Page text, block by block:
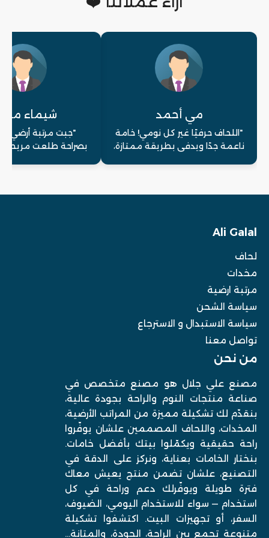
مي أحمد
"اللحاف حرفيًا غير كل نومي! خامة
ناعمة جدًا ويدفي بطريقة ممتازة،
شيماء
"جبت مرتبة أرضي
بصراحة طلعت
Ali Galal
لحاف
مخدات
مرتبة ارضية
سياسة الشحن
سياسة الاستبدال و الاسترجاع
تواصل معنا
من نحن
مصنع علي جلال هو مصنع متخصص في
صناعة منتجات النوم والراحة بجودة عالية،
بنقدّم لك تشكيلة مميزة من المراتب الأرضية،
المخدات، واللحاف المصممين علشان يوفّروا
راحة حقيقية ويكمّلوا بيتك بأفضل خامات.
بنختار الخامات بعناية، ونركز على الدقة في
التصنيع، علشان تضمن منتج يعيش معاك
فترة طويلة ويوفّرلك دعم وراحة في كل
استخدام — سواء للاستخدام اليومي، الضيوف،
السفر، أو تجهيزات البيت. اكتشفوا تشكيلة
متنوعة تجمع بين الراحة، الجودة، والمتانة…